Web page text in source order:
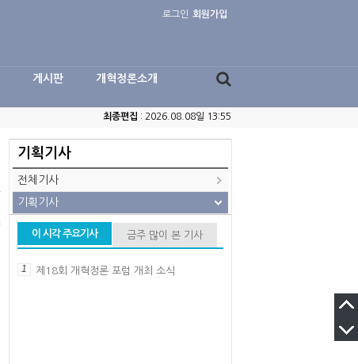
로그인 회원가입
게시판 개혁정론소개
최종편집 : 2026.08.08일 13:55
기획기사
전체기사
기획기사
이 시각 주요기사 금주 많이 본 기사
1 제18회 개혁정론 포럼 개최 소식